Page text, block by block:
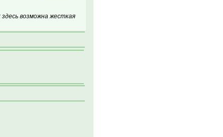
возможна жесткая